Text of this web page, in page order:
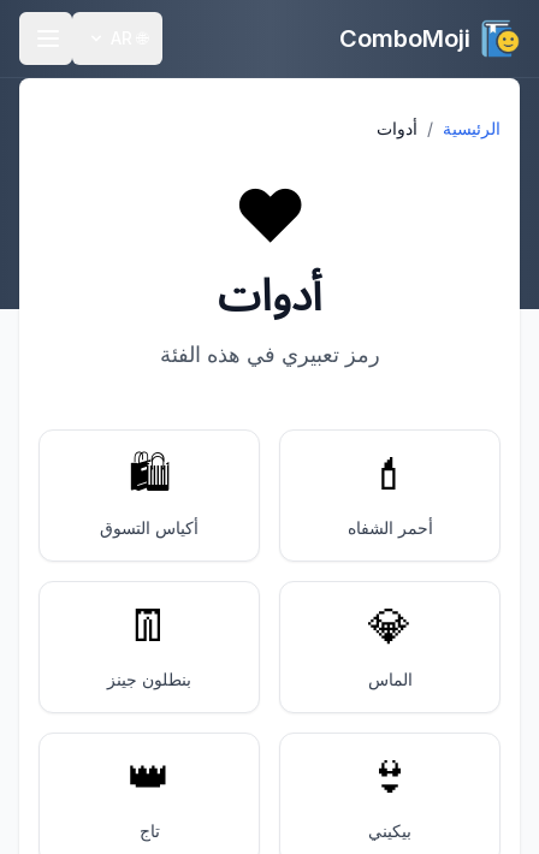
ComboMoji
الرئيسية / أدوات
❤️
أدوات
رمز تعبيري في هذه الفئة
💄
أحمر الشفاه
🛍️
أكياس التسوق
💎
الماس
👖
بنطلون جينز
👙
بيكيني
👑
تاج